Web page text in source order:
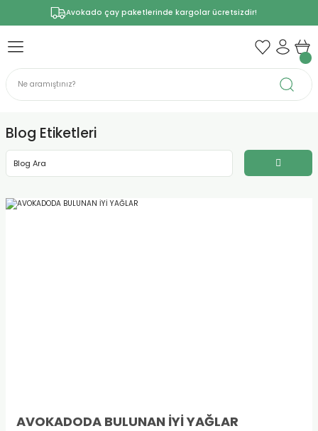
Avokado çay paketlerinde kargolar ücretsizdir!
Blog Etiketleri
AVOKADODA BULUNAN İYİ YAĞLAR